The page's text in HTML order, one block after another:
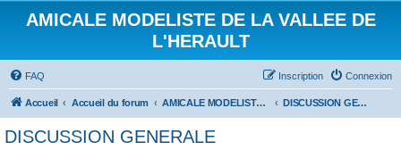
AMICALE MODELISTE DE LA VALLEE DE
L'HERAULT
FAQ Connexion
Inscription
Accueil Accueil du forum AMICALE MODELISTE DE LA VALLEE DE L'HERAULT DISCUSSION GENERALE
DISCUSSION GENERALE